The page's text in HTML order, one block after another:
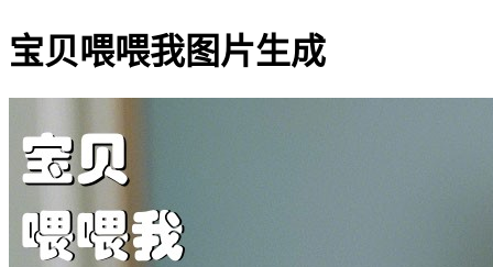
宝贝喂喂我图片生成